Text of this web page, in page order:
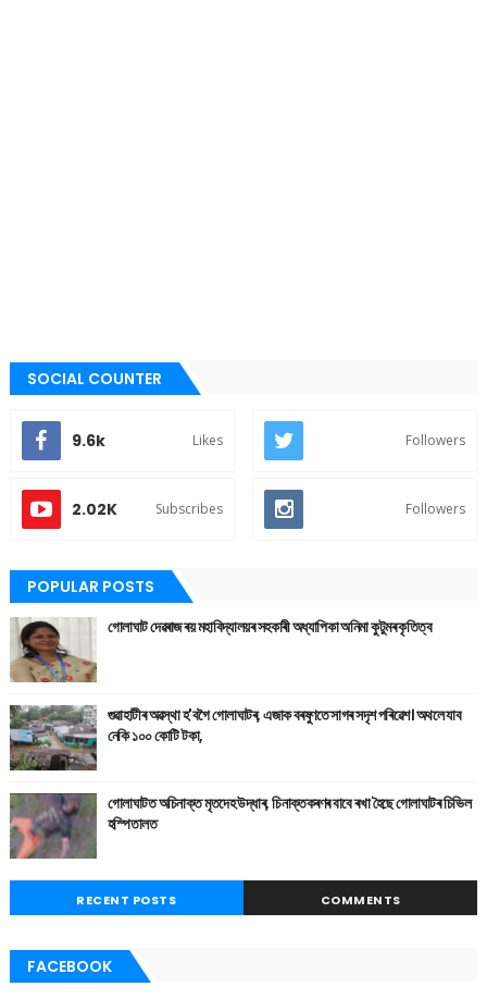
SOCIAL COUNTER
9.6k Likes Followers
2.02K Subscribes Followers
POPULAR POSTS
গোলাঘাট দেৱৰাজ ৰয় মহাবিদ্যালয়ৰ সহকাৰী অধ্যাপিকা অনিমা কুটুমৰ কৃতিত্ব
গুৱাহাটীৰ অৱস্থা হ'বগৈ গোলাঘাটৰ, এজাক বৰষুণতে সাগৰ সদৃশ পৰিৱেশ। অথলে যাব
নেকি ১০০ কোটি টকা,
গোলাঘাটত অচিনাক্ত মৃতদেহ উদ্ধাৰ, চিনাক্তকৰণৰ বাবে ৰখা হৈছে গোলাঘাটৰ চিভিল
হস্পিতালত
RECENT POSTS COMMENTS
FACEBOOK